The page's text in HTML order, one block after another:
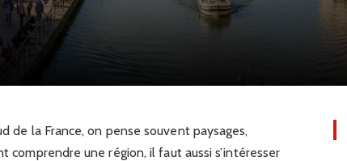
de la France, on pense souvent paysages,
comprendre une région, il faut aussi s’intéresser